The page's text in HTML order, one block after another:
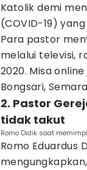
Katolik demi
(COVID-19)
Para pastor
melalui televisi,
2020. Misa
Bongsari,
2. Pastor
tidak takut
Romo Didik saat
Romo Eduardus